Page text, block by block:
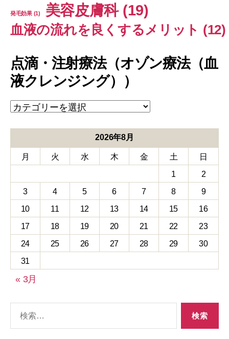
発毛効果(1) 美容皮膚科(19)
血液の流れを良くするメリット (12)
点滴・注射療法（オゾン療法（血
液クレンジング））
点
滴・
療
療
（血
液
レ
ジ
2026年8月
月 火 水 木 金 土
日
1
2
3
4 5 6 7 8
9
10
11 12 13 14 15
16
17
18 19 20 21 22
23
24
25 26 27 28 29
30
31
« 3月